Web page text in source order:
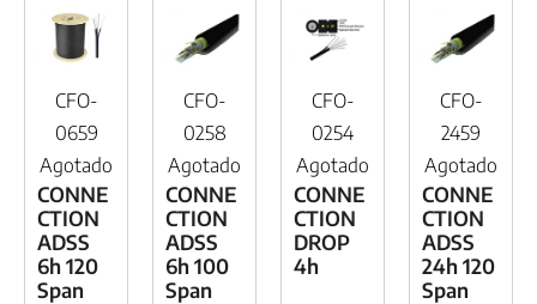
CFO-
0659
Agotado
CONNE
CTION
ADSS
6h 120
Span
CFO-
0258
Agotado
CONNE
CTION
ADSS
6h 100
Span
CFO-
0254
Agotado
CONNE
CTION
DROP
4h
CFO-
2459
Agotado
CONNE
CTION
ADSS
24h 120
Span